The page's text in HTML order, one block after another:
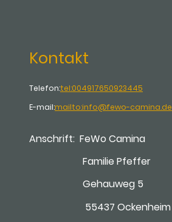
Kontakt
Telefon:tel:004917650923445
E-mail:mailto:info@fewo-camina.de
Anschrift: FeWo Camina
Familie Pfeffer
Gehauweg 5
55437 Ockenheim